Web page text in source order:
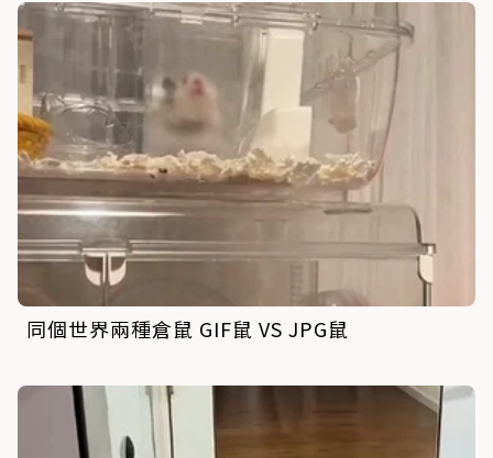
同個世界兩種倉鼠 GIF鼠 VS JPG鼠